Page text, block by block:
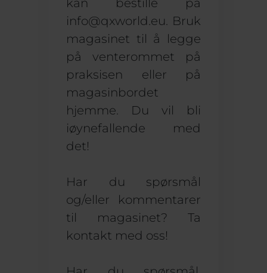
info@qxworld.eu . Bruk
magasinet til å legge
på venterommet på
praksisen eller på
magasinbordet
hjemme. Du vil bli
iøynefallende med
det!
Har du spørsmål
og/eller kommentarer
til magasinet? Ta
kontakt med oss!